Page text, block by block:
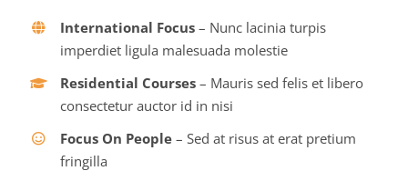
International Focus – Nunc lacinia turpis
imperdiet ligula malesuada molestie
Residential Courses – Mauris sed felis et libero
consectetur auctor id in nisi
Focus On People – Sed at risus at erat pretium
fringilla